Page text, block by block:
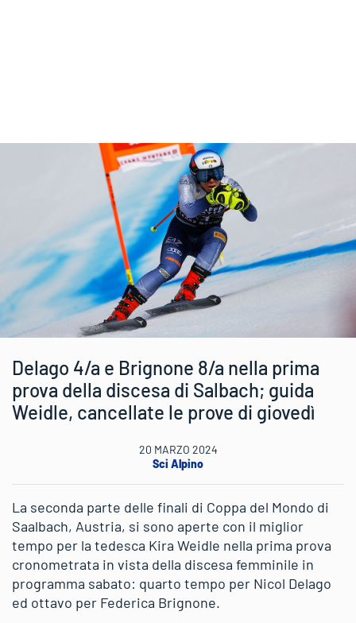
Delago 4/a e Brignone 8/a nella prima
prova della discesa di Salbach; guida
Weidle, cancellate le prove di giovedì
20 MARZO 2024
Sci Alpino
La seconda parte delle finali di Coppa del Mondo di
Saalbach, Austria, si sono aperte con il miglior
tempo per la tedesca Kira Weidle nella prima prova
cronometrata in vista della discesa femminile in
programma sabato: quarto tempo per Nicol Delago
ed ottavo per Federica Brignone.